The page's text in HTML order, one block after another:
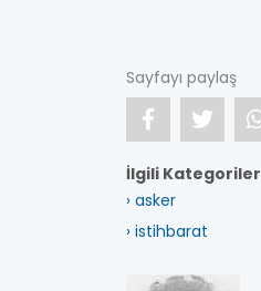
Sayfayı paylaş
İlgili Kategoriler
› asker
› istihbarat